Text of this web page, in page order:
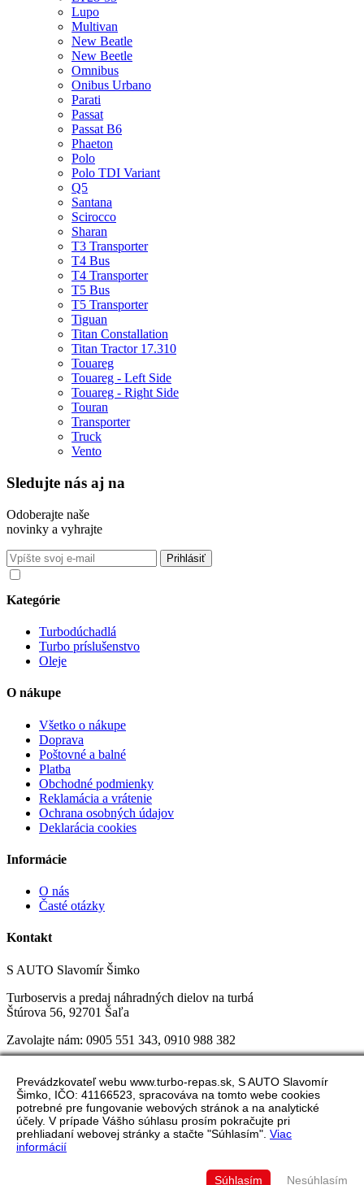
Prevádzkovateľ webu www.turbo-repas.sk, S AUTO Slavomír
Šimko, IČO: 41166523, spracováva na tomto webe cookies
potrebné pre fungovanie webových stránok a na analytické
účely. V prípade Vášho súhlasu prosím pokračujte pri
prehliadaní webovej stránky a stačte "Súhlasím". Viac
informácií
Nesúhlasím
Súhlasím
Lupo
Multivan
New Beatle
New Beetle
Omnibus
Onibus Urbano
Parati
Passat
Passat B6
Phaeton
Polo
Polo TDI Variant
Q5
Santana
Scirocco
Sharan
T3 Transporter
T4 Bus
T4 Transporter
T5 Bus
T5 Transporter
Tiguan
Titan Constallation
Titan Tractor 17.310
Touareg
Touareg - Left Side
Touareg - Right Side
Touran
Transporter
Truck
Vento
Sledujte nás aj na
Odoberajte naše
novinky a vyhrajte
Kategórie
Turbodúchadlá
Turbo príslušenstvo
Oleje
O nákupe
Všetko o nákupe
Doprava
Poštovné a balné
Platba
Obchodné podmienky
Reklamácia a vrátenie
Ochrana osobných údajov
Deklarácia cookies
Informácie
O nás
Časté otázky
Kontakt
S AUTO Slavomír Šimko
Turboservis a predaj náhradných dielov na turbá
Štúrova 56, 92701 Šaľa
Zavolajte nám: 0905 551 343, 0910 988 382
Otváracie hodiny:Pondelok-Piatok 8:30 do 17:00
Copyright © 2016